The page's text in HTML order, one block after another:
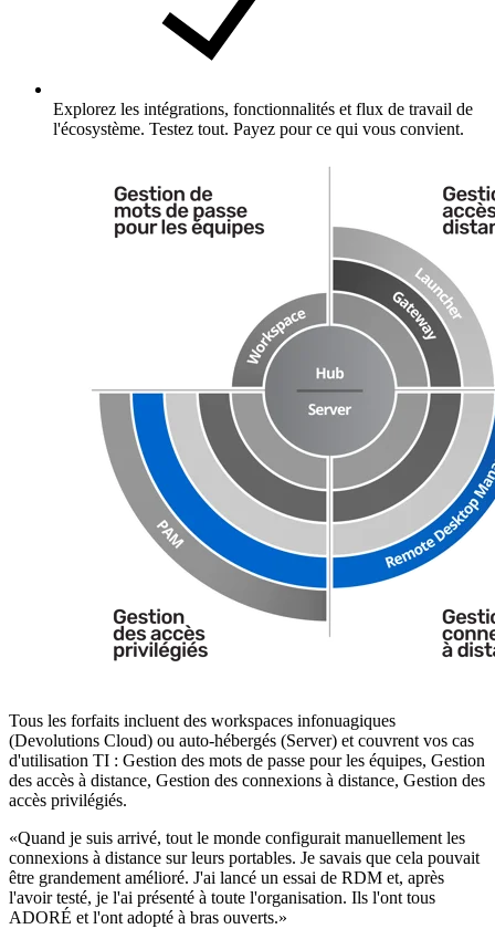
Explorez les intégrations, fonctionnalités et flux de travail de
l'écosystème. Testez tout. Payez pour ce qui vous convient.
Tous les forfaits incluent des workspaces infonuagiques
(Devolutions Cloud) ou auto-hébergés (Server) et couvrent vos cas
d'utilisation TI : Gestion des mots de passe pour les équipes, Gestion
des accès à distance, Gestion des connexions à distance, Gestion des
accès privilégiés.
«Quand je suis arrivé, tout le monde configurait manuellement les
connexions à distance sur leurs portables. Je savais que cela pouvait
être grandement amélioré. J'ai lancé un essai de RDM et, après
l'avoir testé, je l'ai présenté à toute l'organisation. Ils l'ont tous
ADORÉ et l'ont adopté à bras ouverts.»